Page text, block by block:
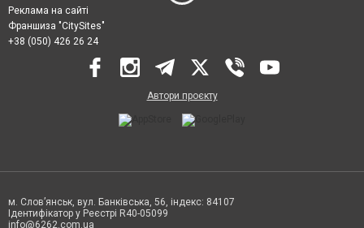
Реклама на сайті
Франшиза "CitySites"
+38 (050) 426 26 24
Автори проєкту
м. Слов’янськ, вул. Банківська, 56, індекс: 84107
Ідентифікатор у Реєстрі R40-05099
info@6262.com.ua